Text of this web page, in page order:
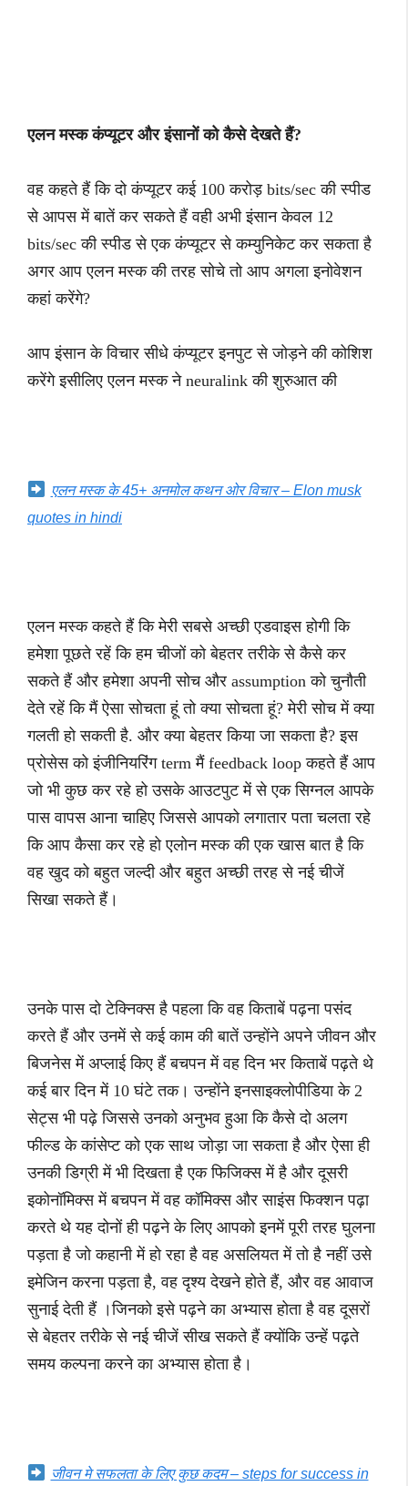
एलन मस्क कंप्यूटर और इंसानों को कैसे देखते हैं?
वह कहते हैं कि दो कंप्यूटर कई 100 करोड़ bits/sec की स्पीड
से आपस में बातें कर सकते हैं वही अभी इंसान केवल 12
bits/sec की स्पीड से एक कंप्यूटर से कम्युनिकेट कर सकता है
अगर आप एलन मस्क की तरह सोचे तो आप अगला इनोवेशन
कहां करेंगे?
आप इंसान के विचार सीधे कंप्यूटर इनपुट से जोड़ने की कोशिश
करेंगे इसीलिए एलन मस्क ने neuralink की शुरुआत की
एलन मस्क के 45+ अनमोल कथन ओर विचार – Elon musk
quotes in hindi
एलन मस्क कहते हैं कि मेरी सबसे अच्छी एडवाइस होगी कि
हमेशा पूछते रहें कि हम चीजों को बेहतर तरीके से कैसे कर
सकते हैं और हमेशा अपनी सोच और assumption को चुनौती
देते रहें कि मैं ऐसा सोचता हूं तो क्या सोचता हूं? मेरी सोच में क्या
गलती हो सकती है. और क्या बेहतर किया जा सकता है? इस
प्रोसेस को इंजीनियरिंग term मैं feedback loop कहते हैं आप
जो भी कुछ कर रहे हो उसके आउटपुट में से एक सिग्नल आपके
पास वापस आना चाहिए जिससे आपको लगातार पता चलता रहे
कि आप कैसा कर रहे हो एलोन मस्क की एक खास बात है कि
वह खुद को बहुत जल्दी और बहुत अच्छी तरह से नई चीजें
सिखा सकते हैं।
उनके पास दो टेक्निक्स है पहला कि वह किताबें पढ़ना पसंद
करते हैं और उनमें से कई काम की बातें उन्होंने अपने जीवन और
बिजनेस में अप्लाई किए हैं बचपन में वह दिन भर किताबें पढ़ते थे
कई बार दिन में 10 घंटे तक। उन्होंने इनसाइक्लोपीडिया के 2
सेट्स भी पढ़े जिससे उनको अनुभव हुआ कि कैसे दो अलग
फील्ड के कांसेप्ट को एक साथ जोड़ा जा सकता है और ऐसा ही
उनकी डिग्री में भी दिखता है एक फिजिक्स में है और दूसरी
इकोनॉमिक्स में बचपन में वह कॉमिक्स और साइंस फिक्शन पढ़ा
करते थे यह दोनों ही पढ़ने के लिए आपको इनमें पूरी तरह घुलना
पड़ता है जो कहानी में हो रहा है वह असलियत में तो है नहीं उसे
इमेजिन करना पड़ता है, वह दृश्य देखने होते हैं, और वह आवाज
सुनाई देती हैं ।जिनको इसे पढ़ने का अभ्यास होता है वह दूसरों
से बेहतर तरीके से नई चीजें सीख सकते हैं क्योंकि उन्हें पढ़ते
समय कल्पना करने का अभ्यास होता है।
जीवन मे सफलता के लिए कुछ कदम – steps for success in